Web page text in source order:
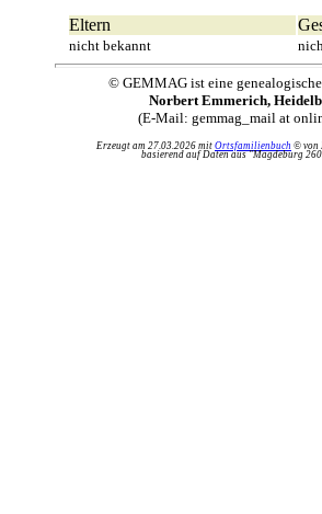
Eltern
nicht bekannt
© GEMMAG ist eine
Norbert Emmerich,
(E-Mail: gemmag_mail at
Erzeugt am 27.03.2026 mit Ortsfamilienbuch © von
basierend auf Daten aus "Magdeburg